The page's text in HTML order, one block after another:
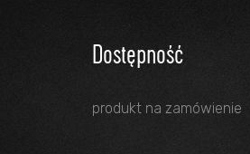
Dostępność
produkt na zamówienie